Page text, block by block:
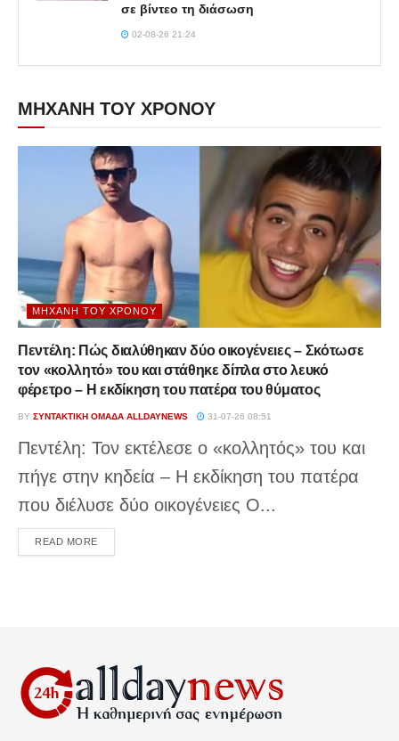
σε βίντεο τη διάσωση
02-08-26 21:24
ΜΗΧΑΝΗ ΤΟΥ ΧΡΟΝΟΥ
ΜΗΧΑΝΉ ΤΟΥ ΧΡΌΝΟΥ
Πεντέλη: Πώς διαλύθηκαν δύο οικογένειες – Σκότωσε
τον «κολλητό» του και στάθηκε δίπλα στο λευκό
φέρετρο – Η εκδίκηση του πατέρα του θύματος
BY ΣΥΝΤΑΚΤΙΚΉ ΟΜΆΔΑ ALLDAYNEWS 31-07-26 08:51
Πεντέλη: Τον εκτέλεσε ο «κολλητός» του και
πήγε στην κηδεία – Η εκδίκηση του πατέρα
που διέλυσε δύο οικογένειες Ο...
READ MOREDETAILS